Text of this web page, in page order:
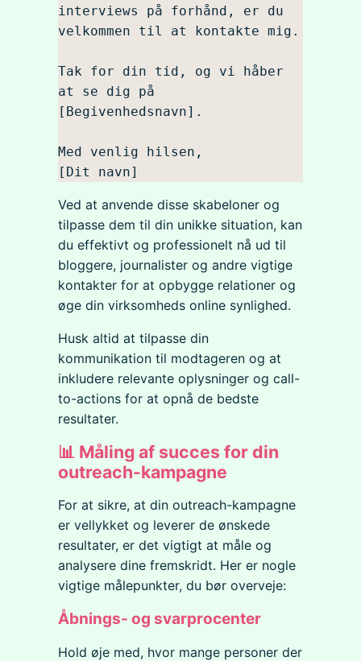
interviews på forhånd, er du
velkommen til at kontakte mig.
Tak for din tid, og vi håber
at se dig på
[Begivenhedsnavn].
Med venlig hilsen,
[Dit navn]
Ved at anvende disse skabeloner og
tilpasse dem til din unikke situation, kan
du effektivt og professionelt nå ud til
bloggere, journalister og andre vigtige
kontakter for at opbygge relationer og
øge din virksomheds online synlighed.
Husk altid at tilpasse din
kommunikation til modtageren og at
inkludere relevante oplysninger og call-
to-actions for at opnå de bedste
resultater.
📊 Måling af succes for din
outreach-kampagne
For at sikre, at din outreach-kampagne
er vellykket og leverer de ønskede
resultater, er det vigtigt at måle og
analysere dine fremskridt. Her er nogle
vigtige målepunkter, du bør overveje:
Åbnings- og svarprocenter
Hold øje med, hvor mange personer der